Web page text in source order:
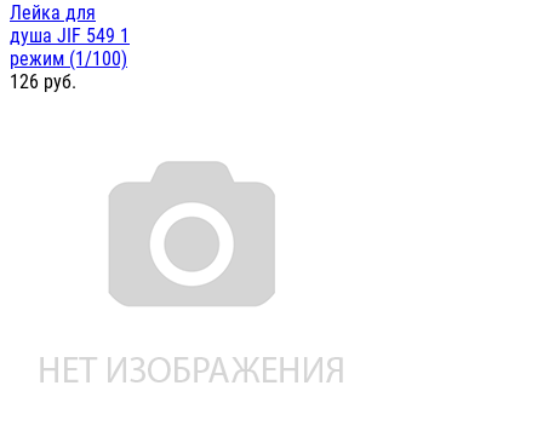
Лейка для
душа JIF 549 1
режим (1/100)
126 руб.